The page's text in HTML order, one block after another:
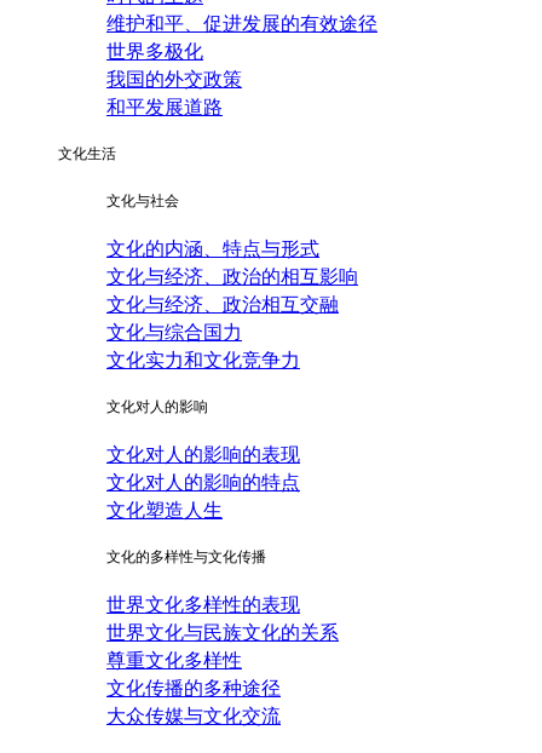
维护和平、促进发展的有效途径
世界多极化
我国的外交政策
和平发展道路
文化生活
文化与社会
文化的内涵、特点与形式
文化与经济、政治的相互影响
文化与经济、政治相互交融
文化与综合国力
文化实力和文化竞争力
文化对人的影响
文化对人的影响的表现
文化对人的影响的特点
文化塑造人生
文化的多样性与文化传播
世界文化多样性的表现
世界文化与民族文化的关系
尊重文化多样性
文化传播的多种途径
大众传媒与文化交流